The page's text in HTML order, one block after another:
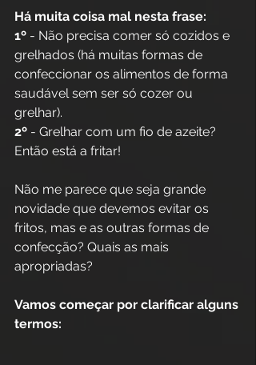
Há muita coisa mal nesta frase:
1º - Não precisa comer só cozidos e
grelhados (há muitas formas de
confeccionar os alimentos de forma
saudável sem ser só cozer ou
grelhar).
2º - Grelhar com um fio de azeite?
Então está a fritar!
Não me parece que seja grande
novidade que devemos evitar os
fritos, mas e as outras formas de
confecção? Quais as mais
apropriadas?
Vamos começar por clarificar alguns
termos: